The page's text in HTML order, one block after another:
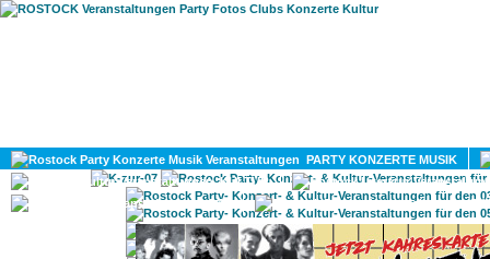
PARTY KONZERTE MUSIK
KULTUR
GAY